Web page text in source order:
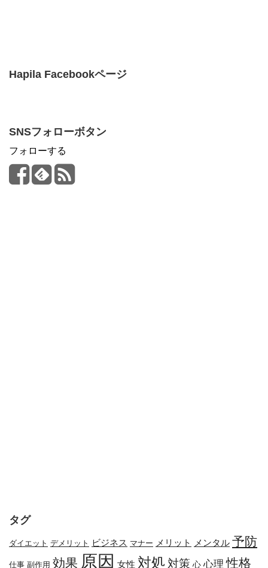
Hapila Facebookページ
SNSフォローボタン
フォローする
タグ
ダイエット デメリット ビジネス マナー メリット メンタル 予防
仕事 副作用 効果 原因 女性 対処 対策 心 心理 性格